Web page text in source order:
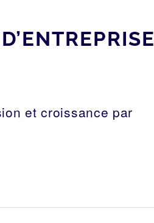
et croissance par